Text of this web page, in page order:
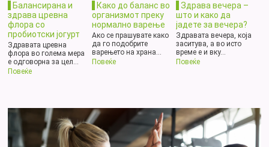
Балансирана и
здрава цревна
флора со
пробиотски јогурт
Здравата цревна
флора во голема мера
е одговорна за цел...
Повеќе
Како до баланс во
организмот преку
нормално варење
Ако се прашувате како
да го подобрите
варењето на храна...
Повеќе
Здрава вечера –
што и како да
јадете за вечера?
Здравата вечера, која
заситува, а во исто
време е и вку...
Повеќе